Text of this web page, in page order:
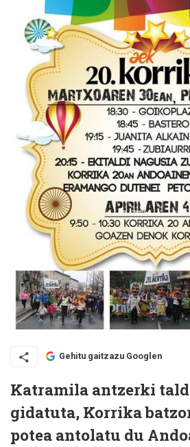
Gehitu gaitzazu Googlen
Katramila antzerki
gidatuta, Korrika
potea antolatu du